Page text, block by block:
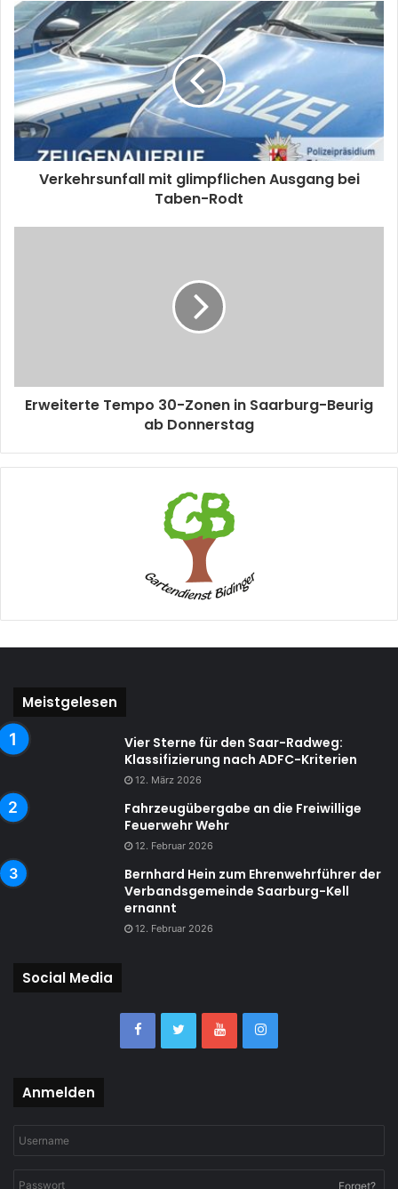
Verkehrsunfall mit glimpflichen Ausgang bei
Taben-Rodt
Erweiterte Tempo 30-Zonen in Saarburg-Beurig
ab Donnerstag
Meistgelesen
Vier Sterne für den Saar-Radweg:
Klassifizierung nach ADFC-Kriterien
12. März 2026
Fahrzeugübergabe an die Freiwillige
Feuerwehr Wehr
12. Februar 2026
Bernhard Hein zum Ehrenwehrführer der
Verbandsgemeinde Saarburg-Kell
ernannt
12. Februar 2026
Social Media
Anmelden
Forget?